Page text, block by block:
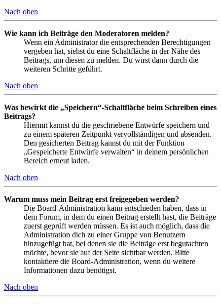
Nach oben
Wie kann ich Beiträge den Moderatoren melden?
Wenn ein Administrator die entsprechenden Berechtigungen
vergeben hat, siehst du eine Schaltfläche in der Nähe des
Beitrags, um diesen zu melden. Du wirst dann durch die
weiteren Schritte geführt.
Nach oben
Was bewirkt die „Speichern“-Schaltfläche beim Schreiben eines
Beitrags?
Hiermit kannst du die geschriebene Entwürfe speichern und
zu einem späteren Zeitpunkt vervollständigen und absenden.
Den gesicherten Beitrag kannst du mit der Funktion
„Gespeicherte Entwürfe verwalten“ in deinem persönlichen
Bereich erneut laden.
Nach oben
Warum muss mein Beitrag erst freigegeben werden?
Die Board-Administration kann entschieden haben, dass in
dem Forum, in dem du einen Beitrag erstellt hast, die Beiträge
zuerst geprüft werden müssen. Es ist auch möglich, dass die
Administration dich zu einer Gruppe von Benutzern
hinzugefügt hat, bei denen sie die Beiträge erst begutachten
möchte, bevor sie auf der Seite sichtbar werden. Bitte
kontaktiere die Board-Administration, wenn du weitere
Informationen dazu benötigst.
Nach oben